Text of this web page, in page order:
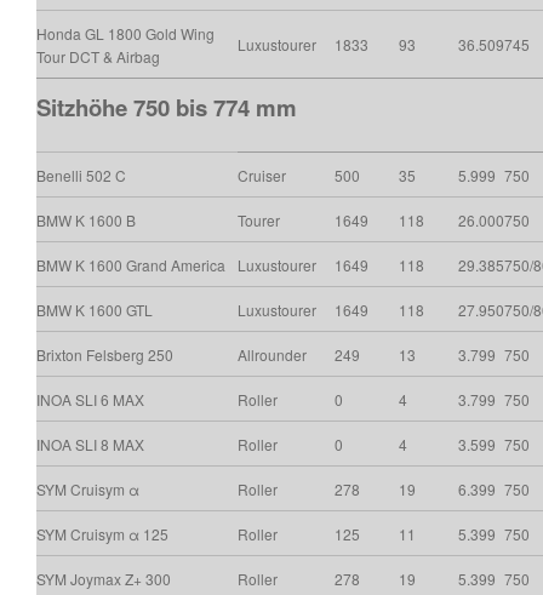
Honda GL 1800 Gold Wing
Tour DCT & Airbag
Luxustourer 1833 93 36.509745
Sitzhöhe 750 bis 774 mm
Benelli 502 C Cruiser 500 35 5.999 750
BMW K 1600 B Tourer 1649 118 26.000750
BMW K 1600 Grand America Luxustourer 1649 118 29.385750/
BMW K 1600 GTL Luxustourer 1649 118 27.950750/
Brixton Felsberg 250 Allrounder 249 13 3.799 750
INOA SLI 6 MAX Roller 0 4 3.799 750
INOA SLI 8 MAX Roller 0 4 3.599 750
SYM Cruisym α Roller 278 19 6.399 750
SYM Cruisym α 125 Roller 125 11 5.399 750
SYM Joymax Z+ 300 Roller 278 19 5.399 750